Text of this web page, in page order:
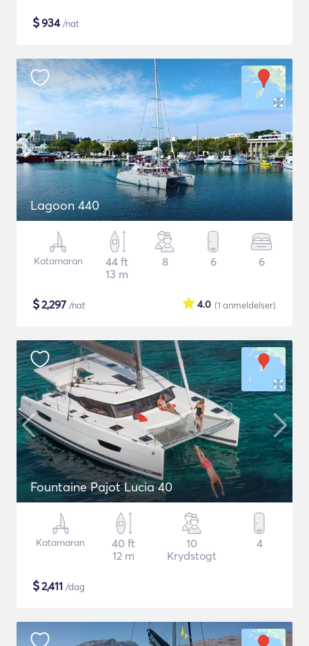
$934/nat
Lagoon 440
Katamaran
44 ft
13 m
8 6 6
$2,297 /nat (1 anmeldelser)
4.0
Fountaine Pajot Lucia 40
Katamaran
40 ft
12 m
10
Krydstogt
4
$2,411 /dag